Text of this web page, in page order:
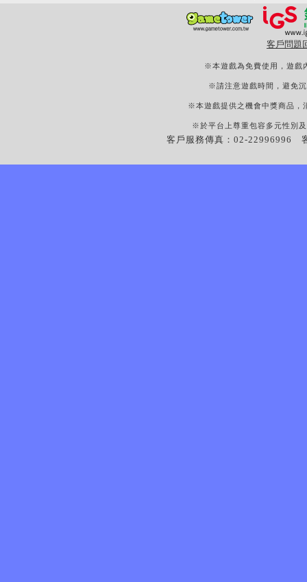
客戶問題
※本遊戲為免費使用，遊戲
※請注意遊戲時間，避免
※本遊戲提供之機會中獎商品，
※於平台上尊重包容多元性別
客戶服務傳真：02-22996996